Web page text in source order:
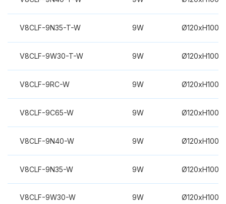
V8CLF-9N35-T-W 9W
V8CLF-9W30-T-W 9W
V8CLF-9RC-W 9W
V8CLF-9C65-W 9W
V8CLF-9N40-W 9W
V8CLF-9N35-W 9W
V8CLF-9W30-W 9W